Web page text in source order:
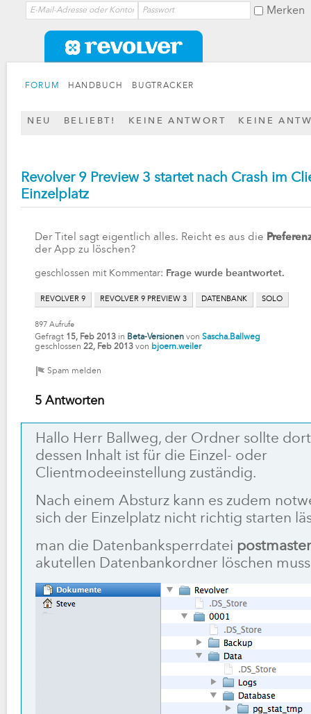
Merken
FORUM HANDBUCH BUGTRACKER
NEU BELIEBT! KEINE ANTWORT KEINE
Revolver 9 Preview 3 startet nach Crash im
Einzelplatz
Der Titel sagt eigentlich alles. Reicht es aus die
der App zu löschen?
geschlossen mit Kommentar: Frage wurde beantwortet.
REVOLVER 9 REVOLVER 9 PREVIEW 3 DATENBANK SOLO
897 Aufrufe
Gefragt 15, Feb 2013 in Beta-Versionen von Sascha.Ballweg
geschlossen 22, Feb 2013 von bjoern.weiler
5 Antworten
Hallo Herr Ballweg, der Ordner sollte
dessen Inhalt ist für die Einzel- oder
Clientmodeeinstellung zuständig.
Nach einem Absturz kann es zudem
sich der Einzelplatz nicht richtig starten
man die Datenbanksperrdatei
akutellen Datenbankordner löschen